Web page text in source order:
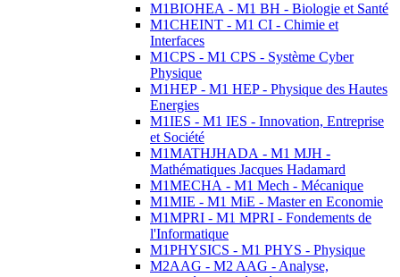
M1BIOHEA - M1 BH - Biologie et Santé
M1CHEINT - M1 CI - Chimie et
Interfaces
M1CPS - M1 CPS - Système Cyber
Physique
M1HEP - M1 HEP - Physique des Hautes
Energies
M1IES - M1 IES - Innovation, Entreprise
et Société
M1MATHJHADA - M1 MJH -
Mathématiques Jacques Hadamard
M1MECHA - M1 Mech - Mécanique
M1MIE - M1 MiE - Master en Economie
M1MPRI - M1 MPRI - Fondements de
l'Informatique
M1PHYSICS - M1 PHYS - Physique
M2AAG - M2 AAG - Analyse,